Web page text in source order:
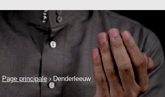
Page principale› Denderleeuw